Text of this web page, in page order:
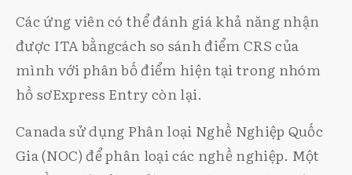
Các ứng viên có thể đánh giá khả năng nhận
được ITA bằngcách so sánh điểm CRS của
mình với phân bố điểm hiện tại trong nhóm
hồ sơExpress Entry còn lại.
Canada sử dụng Phân loại Nghề Nghiệp Quốc
Gia (NOC) để phân loại các nghề nghiệp. Một